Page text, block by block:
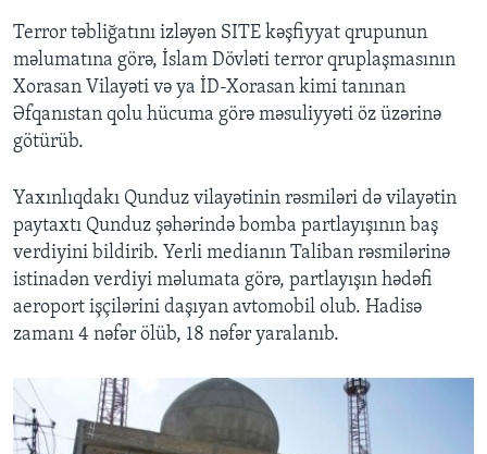
Terror təbliğatını izləyən SITE kəşfiyyat qrupunun
məlumatına görə, İslam Dövləti terror qruplaşmasının
Xorasan Vilayəti və ya İD-Xorasan kimi tanınan
Əfqanıstan qolu hücuma görə məsuliyyəti öz üzərinə
götürüb.
Yaxınlıqdakı Qunduz vilayətinin rəsmiləri də vilayətin
paytaxtı Qunduz şəhərində bomba partlayışının baş
verdiyini bildirib. Yerli medianın Taliban rəsmilərinə
istinadən verdiyi məlumata görə, partlayışın hədəfi
aeroport işçilərini daşıyan avtomobil olub. Hadisə
zamanı 4 nəfər ölüb, 18 nəfər yaralanıb.